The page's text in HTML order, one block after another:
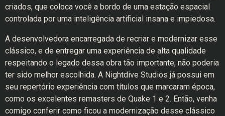
criados, que coloca você a bordo de uma estação espacial
controlada por uma inteligência artificial insana e impiedosa.
A desenvolvedora encarregada de recriar e modernizar esse
clássico, e de entregar uma experiência de alta qualidade
respeitando o legado dessa obra tão importante, não poderia
ter sido melhor escolhida. A Nightdive Studios já possui em
seu repertório experiência com títulos que marcaram época,
como os excelentes remasters de Quake 1 e 2. Então, venha
comigo conferir como ficou a modernização desse clássico